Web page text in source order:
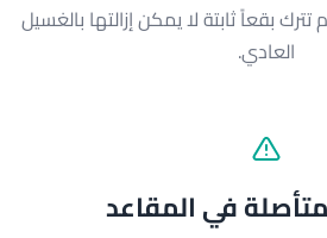
بقعاً ثابتة لا يمكن إزالتها بالغسيل
العادي.
في المقاعد